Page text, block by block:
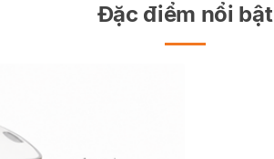
Đặc điểm nổi bật